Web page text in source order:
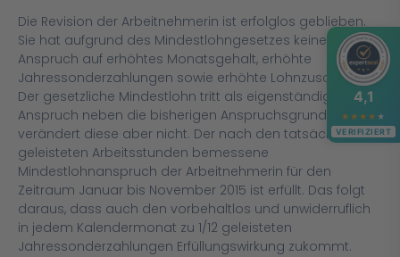
Die Revision der Arbeitnehmerin ist erfolglos geblieben.
Sie hat aufgrund des Mindestlohngesetzes keinen
Anspruch auf erhöhtes Monatsgehalt, erhöhte
Jahressonderzahlungen sowie erhöhte Lohnzuschläge.
Der gesetzliche Mindestlohn tritt als eigenständiger
Anspruch neben die bisherigen Anspruchsgrundlagen,
verändert diese aber nicht. Der nach den tatsächlich
geleisteten Arbeitsstunden bemessene
Mindestlohnanspruch der Arbeitnehmerin für den
Zeitraum Januar bis November 2015 ist erfüllt. Das folgt
daraus, dass auch den vorbehaltlos und unwiderruflich
in jedem Kalendermonat zu 1/12 geleisteten
Jahressonderzahlungen Erfüllungswirkung zukommt.
4,1
★ ★ ★ ★ ★
VERIFIZIERT